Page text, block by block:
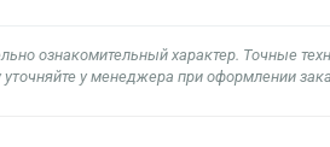
ознакомительный характер. Точные
у менеджера при оформлении